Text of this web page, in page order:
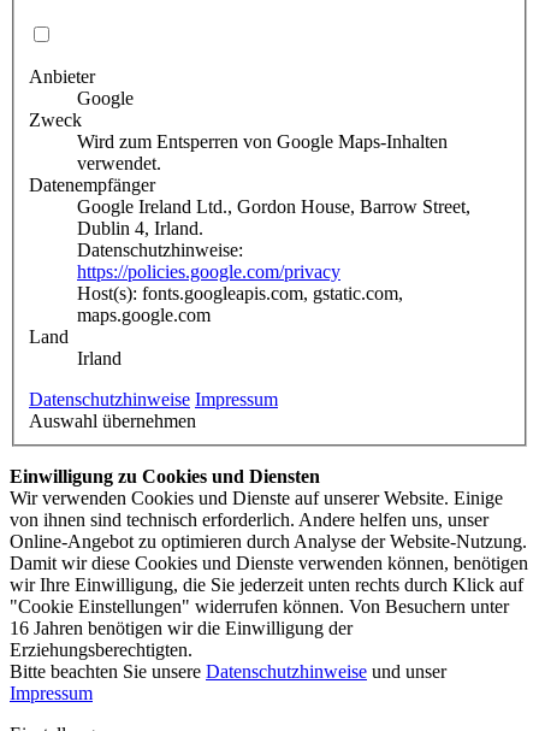
Anbieter
Google
Zweck
Wird zum Entsperren von Google Maps-Inhalten
verwendet.
Datenempfänger
Google Ireland Ltd., Gordon House, Barrow Street,
Dublin 4, Irland.
Datenschutzhinweise:
https://policies.google.com/privacy
Host(s): fonts.googleapis.com, gstatic.com,
maps.google.com
Land
Irland
Datenschutzhinweise Impressum
Auswahl übernehmen
Einwilligung zu Cookies und Diensten
Wir verwenden Cookies und Dienste auf unserer Website. Einige
von ihnen sind technisch erforderlich. Andere helfen uns, unser
Online-Angebot zu optimieren durch Analyse der Website-Nutzung.
Damit wir diese Cookies und Dienste verwenden können, benötigen
wir Ihre Einwilligung, die Sie jederzeit unten rechts durch Klick auf
"Cookie Einstellungen" widerrufen können. Von Besuchern unter
16 Jahren benötigen wir die Einwilligung der
Erziehungsberechtigten.
Bitte beachten Sie unsere Datenschutzhinweise und unser
Impressum